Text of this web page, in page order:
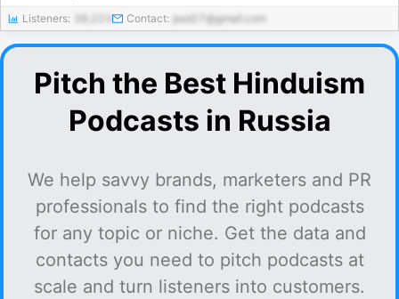
Listeners: Contact: pod27@gmail.com
Pitch the Best Hinduism
Podcasts in Russia
We help savvy brands, marketers and PR
professionals to find the right podcasts
for any topic or niche. Get the data and
contacts you need to pitch podcasts at
scale and turn listeners into customers.